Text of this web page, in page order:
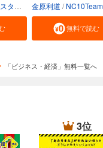
金原利道 NC10Team
無料で読む
「ビジネス・経済」無料一覧へ
3位